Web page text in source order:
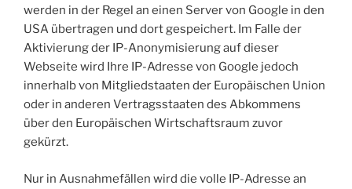
werden in der Regel an einen Server von Google in den
USA übertragen und dort gespeichert. Im Falle der
Aktivierung der IP-Anonymisierung auf dieser
Webseite wird Ihre IP-Adresse von Google jedoch
innerhalb von Mitgliedstaaten der Europäischen Union
oder in anderen Vertragsstaaten des Abkommens
über den Europäischen Wirtschaftsraum zuvor
gekürzt.
Nur in Ausnahmefällen wird die volle IP-Adresse an